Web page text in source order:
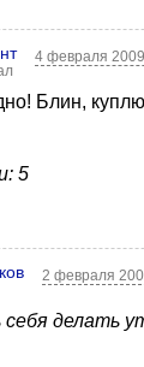
4 февраля
Блин,
5
2 февраля
себя делать